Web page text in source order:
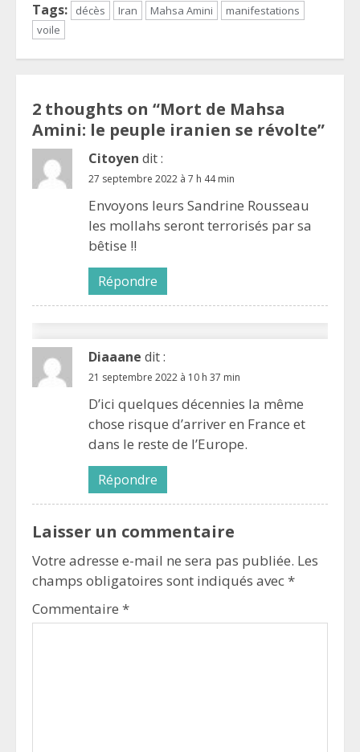
Tags: décès Iran Mahsa Amini
manifestations
voile
2 thoughts on “Mort de Mahsa
Amini: le peuple iranien se révolte”
Citoyen dit :
27 septembre 2022 à 7 h 44 min
Envoyons leurs Sandrine Rousseau
les mollahs seront terrorisés par sa
bêtise !!
Répondre
Diaaane dit :
21 septembre 2022 à 10 h 37 min
D’ici quelques décennies la même
chose risque d’arriver en France et
dans le reste de l’Europe.
Répondre
Laisser un commentaire
Votre adresse e-mail ne sera pas publiée. Les
champs obligatoires sont indiqués avec*
Commentaire *